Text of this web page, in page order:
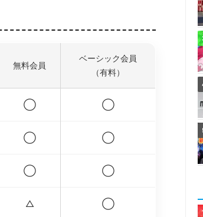
無料会員
ベーシック会員
（有料）
◯ ◯
◯ ◯
◯ ◯
△ ◯